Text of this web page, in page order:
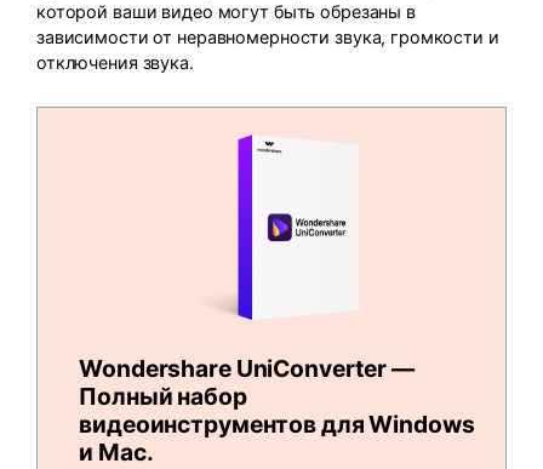
которой ваши видео могут быть обрезаны в
зависимости от неравномерности звука, громкости и
отключения звука.
Wondershare UniConverter —
Полный набор
видеоинструментов для Windows
и Mac.